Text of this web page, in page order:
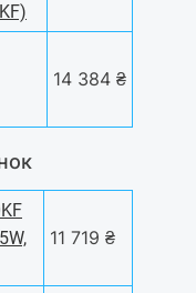
14 384 ₴
11 719 ₴